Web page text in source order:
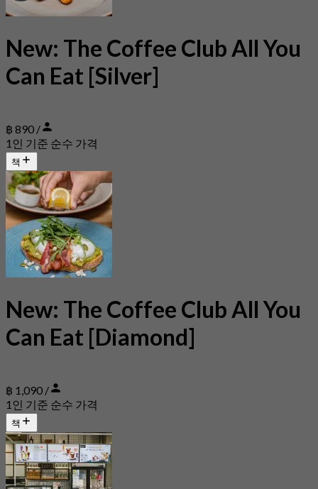
New: The Coffee Club All You
Can Eat [Silver]
฿ 890 /
1인 기준 순수 가격
책
New: The Coffee Club All You
Can Eat [Diamond]
฿ 1,090 /
1인 기준 순수 가격
책